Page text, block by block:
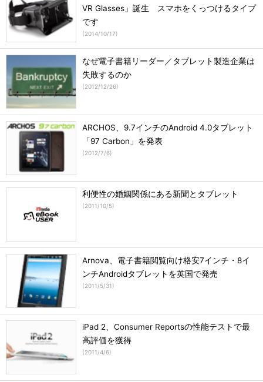
VR Glasses」誕生 スマホをくっつけるタイプ
です
(2014/10/17)
なぜ電子書籍リーダー／タブレット製造企業は
失敗するのか
(2012/12/26)
ARCHOS、9.7インチのAndroid 4.0タブレット
「97 Carbon」を発表
(2012/7/6)
利便性の婚姻関係にある新聞とタブレット
(2011/10/5)
Arnova、電子書籍閲覧向け格安7インチ・8イ
ンチAndroidタブレットを英国で発売
(2011/5/31)
iPad 2、Consumer Reportsの性能テストで最
高評価を獲得
(2011/4/6)